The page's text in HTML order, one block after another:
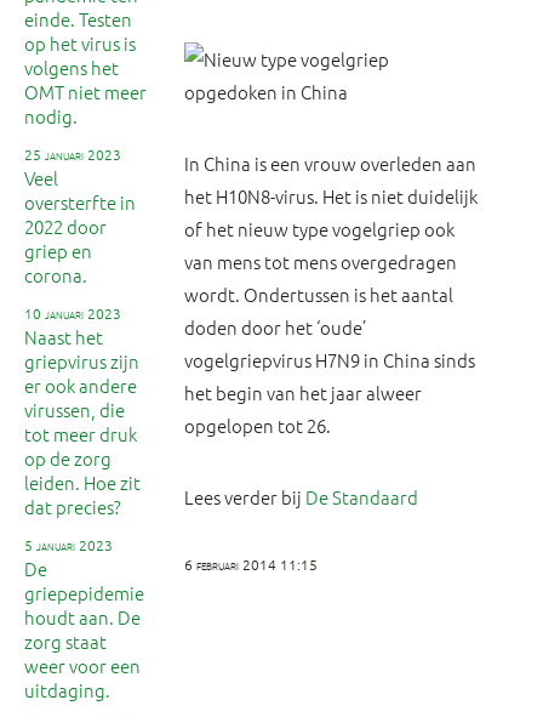
einde. Testen
op het virus is
volgens het
OMT niet meer
nodig.
25 januari 2023
Veel
oversterfte in
2022 door
griep en
corona.
10 januari 2023
Naast het
griepvirus zijn
er ook andere
virussen, die
tot meer druk
op de zorg
leiden. Hoe zit
dat precies?
5 januari 2023
De
griepepidemie
houdt aan. De
zorg staat
weer voor een
uitdaging.
In China is een vrouw overleden aan
het H10N8-virus. Het is niet duidelijk
of het nieuw type vogelgriep ook
van mens tot mens overgedragen
wordt. Ondertussen is het aantal
doden door het ‘oude’
vogelgriepvirus H7N9 in China sinds
het begin van het jaar alweer
opgelopen tot 26.
Lees verder bij De Standaard
6 februari 2014 11:15